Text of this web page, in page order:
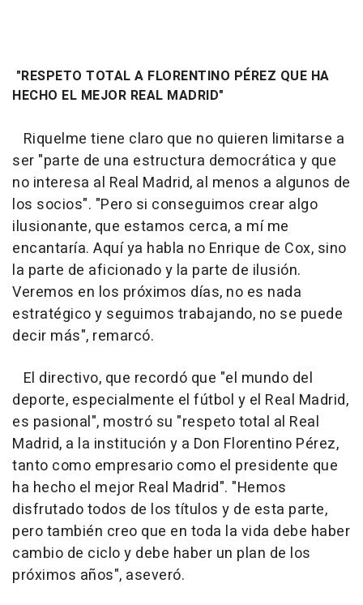
"RESPETO TOTAL A FLORENTINO PÉREZ QUE HA
HECHO EL MEJOR REAL MADRID"
Riquelme tiene claro que no quieren limitarse a
ser "parte de una estructura democrática y que
no interesa al Real Madrid, al menos a algunos de
los socios". "Pero si conseguimos crear algo
ilusionante, que estamos cerca, a mí me
encantaría. Aquí ya habla no Enrique de Cox, sino
la parte de aficionado y la parte de ilusión.
Veremos en los próximos días, no es nada
estratégico y seguimos trabajando, no se puede
decir más", remarcó.
El directivo, que recordó que "el mundo del
deporte, especialmente el fútbol y el Real Madrid,
es pasional", mostró su "respeto total al Real
Madrid, a la institución y a Don Florentino Pérez,
tanto como empresario como el presidente que
ha hecho el mejor Real Madrid". "Hemos
disfrutado todos de los títulos y de esta parte,
pero también creo que en toda la vida debe haber
cambio de ciclo y debe haber un plan de los
próximos años", aseveró.